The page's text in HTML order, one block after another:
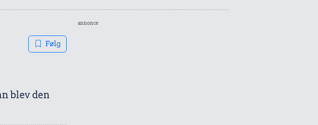
Følg
blev den
annonce